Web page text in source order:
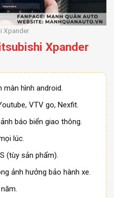
Xpander
Xpander
màn hình android.
VTV go, Nexfit.
báo biển giao thông.
lúc.
(tùy sản phẩm).
ảnh hưởng bảo hành xe.